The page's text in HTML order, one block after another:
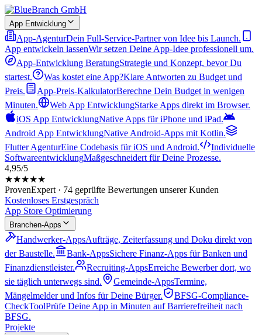
App Entwicklung
App-AgenturDein Full-Service-Partner von Idee bis Launch.
App entwickeln lassenWir setzen Deine App-Idee professionell um.
App-Entwicklung BeratungStrategie und Konzept, bevor Du
startest.
Was kostet eine App?Klare Antworten zu Budget und
Preis.
App-Preis-KalkulatorBerechne Dein Budget in wenigen
Minuten.
Web App EntwicklungStarke Apps direkt im Browser.
iOS App EntwicklungNative Apps für iPhone und iPad.
Android App EntwicklungNative Android-Apps mit Kotlin.
Flutter AgenturEine Codebasis für iOS und Android.
Individuelle
SoftwareentwicklungMaßgeschneidert für Deine Prozesse.
4,95/5
★★★★★
ProvenExpert · 74 geprüfte Bewertungen unserer Kunden
Kostenloses Erstgespräch
App Store Optimierung
Branchen-Apps
Handwerker-AppsAufträge, Zeiterfassung und Doku direkt von
der Baustelle.
Bank-AppsSichere Finanz-Apps für Banken und
Finanzdienstleister.
Recruiting-AppsErreiche Bewerber dort, wo
sie täglich unterwegs sind.
Gemeinde-AppsTermine,
Mängelmelder und Infos für Deine Bürger.
BFSG-Compliance-
CheckToolPrüfe Deine App in Minuten auf Barrierefreiheit nach
BFSG.
Projekte